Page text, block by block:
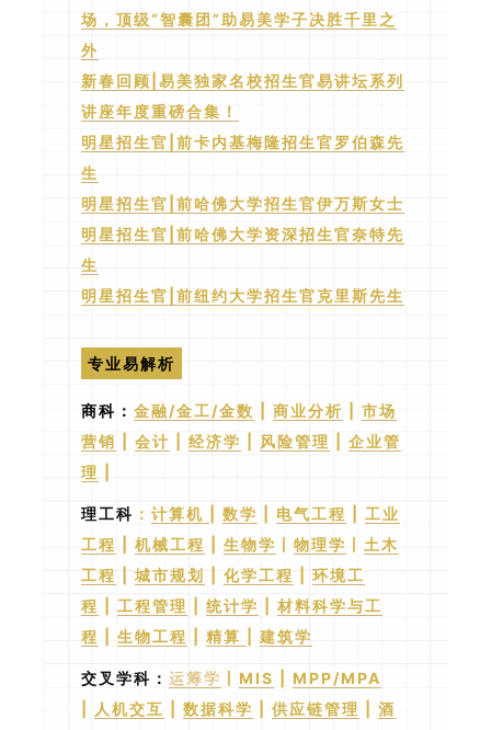
场，顶级“智囊团”助易美学子决胜千里之
外
新春回顾|易美独家名校招生官易讲坛系列
讲座年度重磅合集！
明星招生官|前卡内基梅隆招生官罗伯森先
生
明星招生官|前哈佛大学招生官伊万斯女士
明星招生官|前哈佛大学资深招生官奈特先
生
明星招生官|前纽约大学招生官克里斯先生
专业易解析
商科： 金融/金工/金数 商业分析
市场
营销
会计 经济学 风险管理
企业管
理
理工科 ： 计算机 数学 电气工程
工业
工程
机械工程 生物学 物理学
土木
工程
城市规划 化学工程
环境工
程
工程管理 统计学
材料科学与工
程
生物工程 精算 建筑学
交叉学科 ： 运筹学 MIS
MPP/MPA
人机交互 数据科学 供应链管理 酒